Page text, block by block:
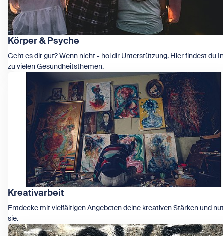
Körper & Psyche
Geht es dir gut? Wenn nicht - hol dir Unterstützung. Hier findest du
zu vielen Gesundheitsthemen.
Zeige Körper & Psyche
Kreativarbeit
Entdecke mit vielfältigen Angeboten deine kreativen Stärken und
sie.
Zeige Kreativarbeit